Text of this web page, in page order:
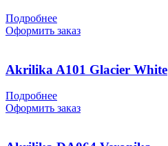
Подробнее
Оформить заказ
Akrilika A101 Glacier White
Подробнее
Оформить заказ